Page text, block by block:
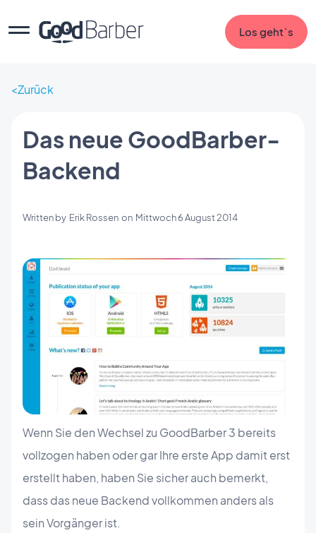
Los geht`s
Zurück
Das neue GoodBarber-
Backend
Written by Erik Rossen on Mittwoch 6 August 2014
Wenn Sie den Wechsel zu GoodBarber 3 bereits
vollzogen haben oder gar Ihre erste App damit erst
erstellt haben, haben Sie sicher auch bemerkt,
dass das neue Backend vollkommen anders als
sein Vorgänger ist.